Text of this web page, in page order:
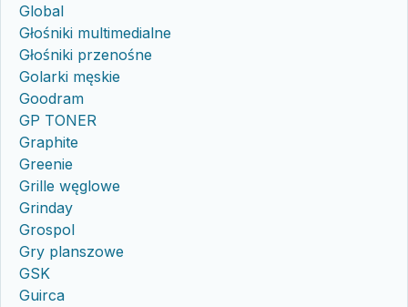
Global
Głośniki multimedialne
Głośniki przenośne
Golarki męskie
Goodram
GP TONER
Graphite
Greenie
Grille węglowe
Grinday
Grospol
Gry planszowe
GSK
Guirca